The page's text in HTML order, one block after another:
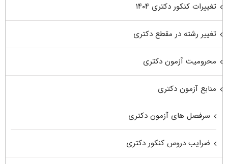
تغییرات کنکور دکتری ۱۴۰۴
تغییر رشته در مقطع دکتری
محرومیت آزمون دکتری
منابع آزمون دکتری
سرفصل های آزمون دکتری
ضرایب دروس کنکور دکتری